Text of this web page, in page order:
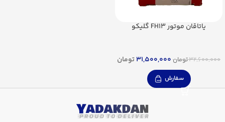
یاتاقان موتور FH13 گلیکو
32,600,000تومان 31,500,000تومان
سفارش